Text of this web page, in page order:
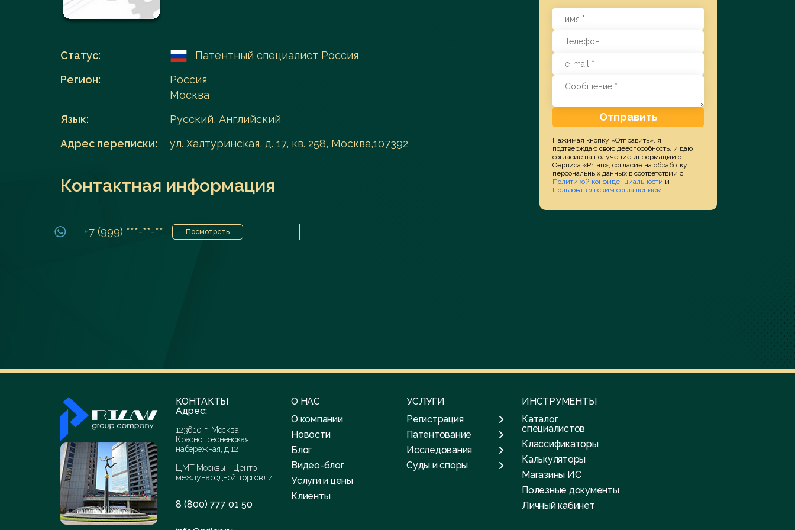
Перейти в каталог
Статус:
Патентный специалист Россия
Регион:
Россия
Москва
Язык:
Русский, Английский
Адрес переписки:
ул. Халтуринская, д. 17, кв. 258, Москва,107392
Контактная информация
+7 (999) ***-**-** Посмотреть
Отправить
Нажимая кнопку «Отправить», я
подтверждаю свою дееспособность, и даю
согласие на получение информации от
Сервиса «Prilan», согласие на обработку
персональных данных в соответствии с
Политикой конфиденциальности и
Пользовательским соглашением.
КОНТАКТЫ
Адрес:
123610 г. Москва,
Краснопресненская
набережная, д.12
ЦМТ Москвы - Центр
международной торговли
8 (800) 777 01 50
О НАС
О компании
Новости
Блог
Видео-блог
Услуги и цены
Клиенты
УСЛУГИ
Регистрация
Патентование
Исследования
Суды и споры
ИНСТРУМЕНТЫ
Каталог
специалистов
Классификаторы
Калькуляторы
Магазины ИС
Полезные документы
Личный кабинет